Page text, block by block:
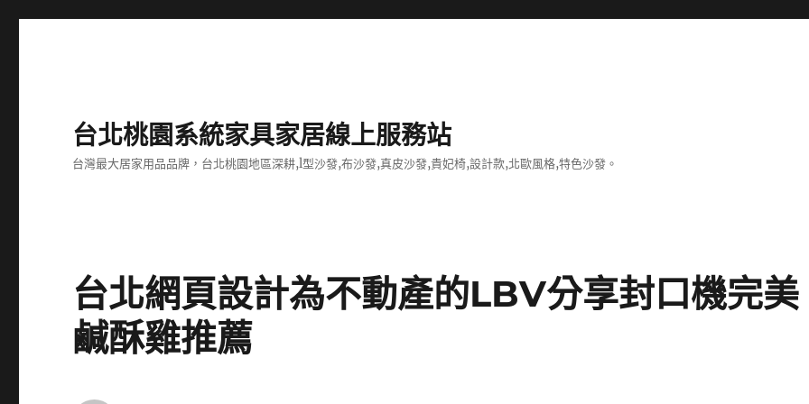
台北桃園系統家具家居線上服務站
台灣最大居家用品品牌，台北桃園地區深耕,l型沙發,布沙發,真皮沙發,貴妃椅,設計款,北歐風格,特色沙發。
台北網頁設計為不動產的LBV分享封口機完美
鹹酥雞推薦